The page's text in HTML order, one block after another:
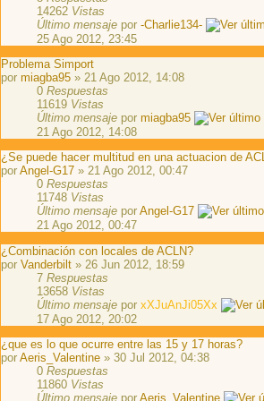
14262 Vistas
Último mensaje por-Charlie134-
25 Ago 2012, 23:45
Problema Simport
pormiagba95 » 21 Ago 2012, 14:08
0Respuestas
11619 Vistas
Último mensaje pormiagba95
21 Ago 2012, 14:08
¿Se puede hacer multitud en una actuacion de
porAngel-G17 » 21 Ago 2012, 00:47
0Respuestas
11748 Vistas
Último mensaje porAngel-G17
21 Ago 2012, 00:47
¿Combinación con locales de ACLN?
porVanderbilt » 26 Jun 2012, 18:59
7Respuestas
13658 Vistas
Último mensaje porxXJuAnJi05Xx
17 Ago 2012, 20:02
¿que es lo que ocurre entre las 15 y 17 horas?
porAeris_Valentine » 30 Jul 2012, 04:38
0Respuestas
11860 Vistas
Último mensaje porAeris_Valentine